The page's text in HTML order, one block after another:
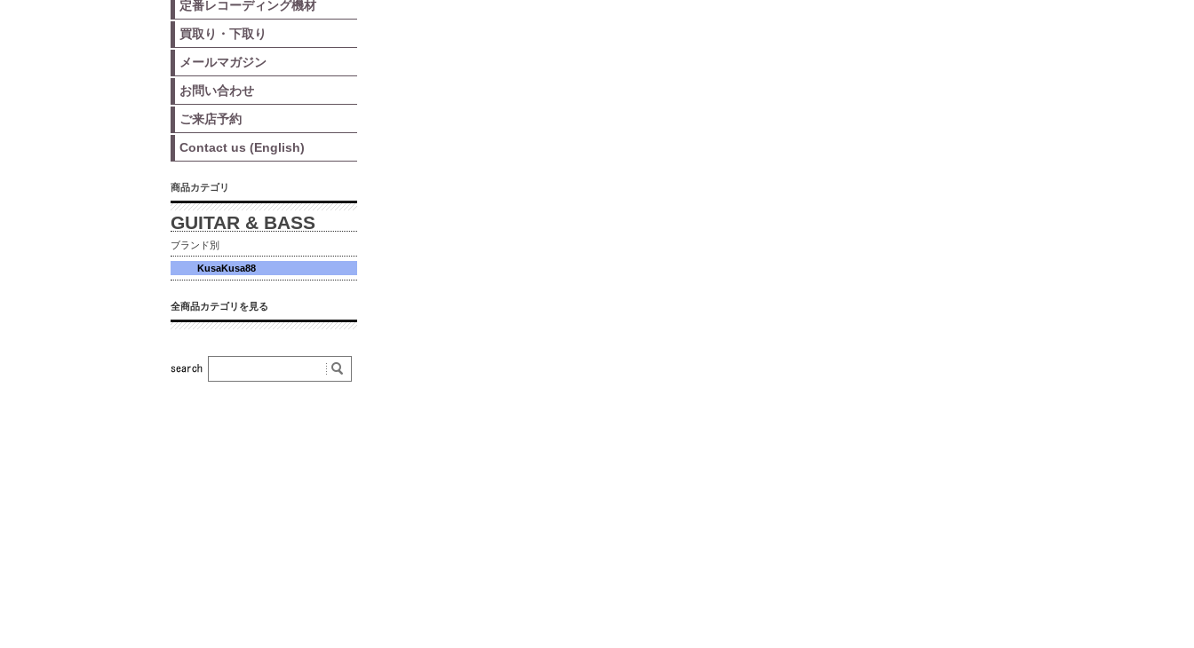
定番レコーディング機材
買取り・下取り
メールマガジン
お問い合わせ
ご来店予約
Contact us (English)
商品カテゴリ
GUITAR & BASS
ブランド別
KusaKusa88
全商品カテゴリを見る